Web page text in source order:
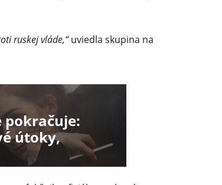
ruskej vláde,“uviedla skupina na
pokračuje:
útoky,